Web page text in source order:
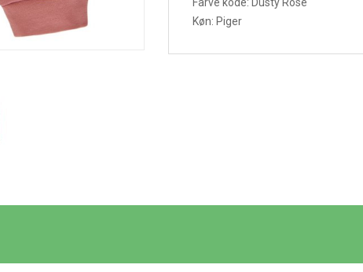
Farve kode: Dusty Rose
Køn: Piger